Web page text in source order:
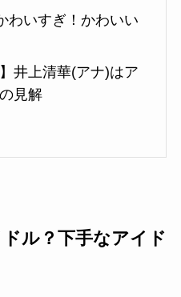
わいすぎ！かわいい
井上清華(アナ)はア
見解
ル？下手なアイド